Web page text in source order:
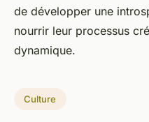
de développer une
nourrir leur processus
dynamique.
Culture